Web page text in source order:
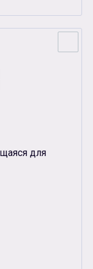
для